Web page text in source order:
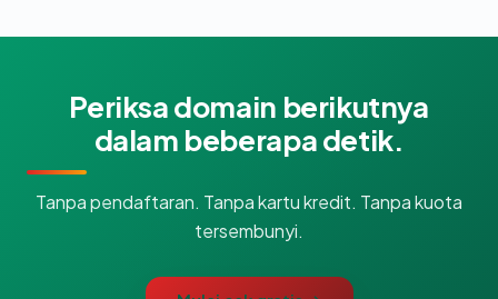
Periksa domain berikutnya
dalam beberapa detik.
Tanpa pendaftaran. Tanpa kartu kredit. Tanpa kuota
tersembunyi.